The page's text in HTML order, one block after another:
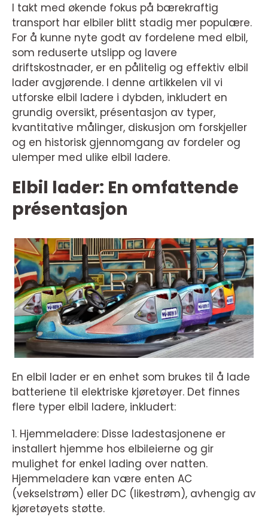
I takt med økende fokus på bærekraftig
transport har elbiler blitt stadig mer populære.
For å kunne nyte godt av fordelene med elbil,
som reduserte utslipp og lavere
driftskostnader, er en pålitelig og effektiv elbil
lader avgjørende. I denne artikkelen vil vi
utforske elbil ladere i dybden, inkludert en
grundig oversikt, présentasjon av typer,
kvantitative målinger, diskusjon om forskjeller
og en historisk gjennomgang av fordeler og
ulemper med ulike elbil ladere.
Elbil lader: En omfattende
présentasjon
En elbil lader er en enhet som brukes til å lade
batteriene til elektriske kjøretøyer. Det finnes
flere typer elbil ladere, inkludert:
1. Hjemmeladere: Disse ladestasjonene er
installert hjemme hos elbileierne og gir
mulighet for enkel lading over natten.
Hjemmeladere kan være enten AC
(vekselstrøm) eller DC (likestrøm), avhengig av
kjøretøyets støtte.